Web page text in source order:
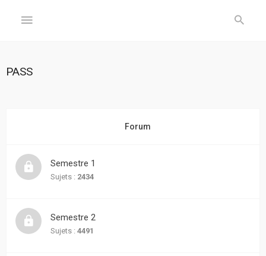
FORUM
Sujets
sans
réponse
PASS
Forum
Semestre 1
Sujets : 2434
Semestre 2
Sujets : 4491